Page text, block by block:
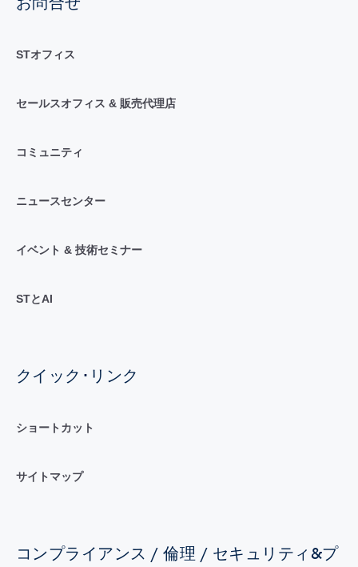
STオフィス
セールスオフィス & 販売代理店
コミュニティ
ニュースセンター
イベント & 技術セミナー
STとAI
クイック･リンク
ショートカット
サイトマップ
コンプライアンス / 倫理 / セキュリティ&プ